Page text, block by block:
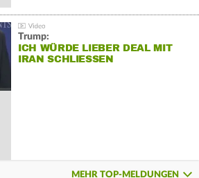
Trump:
ICH WÜRDE LIEBER DEAL MIT
IRAN SCHLIESSEN
MEHR TOP-MELDUNGEN